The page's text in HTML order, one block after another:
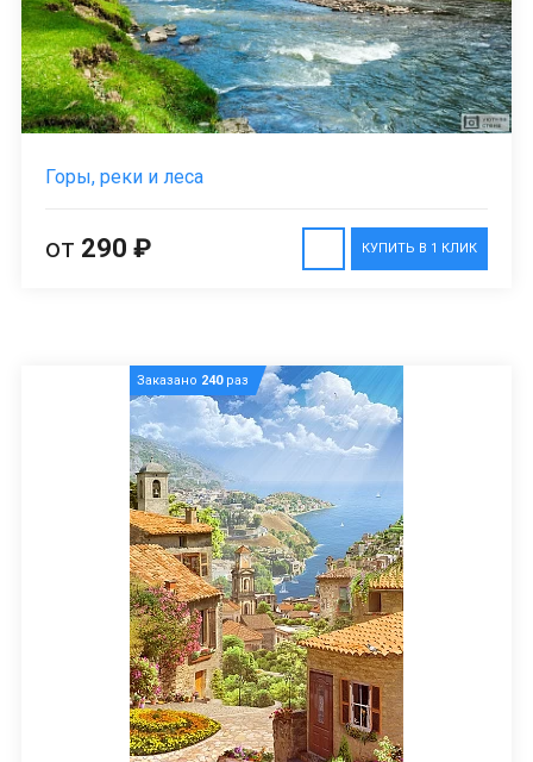
Горы, реки и леса
КУПИТЬ В 1 КЛИК
от 290 ₽
Заказано 240раз